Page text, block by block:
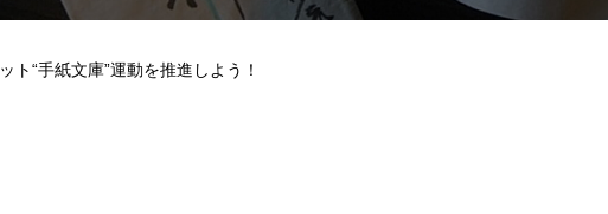
ト“手紙文庫”運動を推進しよう！